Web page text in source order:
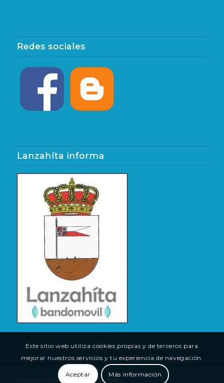
Redes sociales
Lanzahíta informa
sitio web creado por (tu)espacioonline
Este sitio web utiliza cookies propias y de terceros para
mejorar nuestros servicios y tu experiencia de navegación.
Aceptar Más información